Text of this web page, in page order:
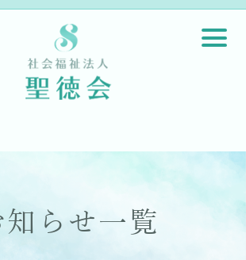
知らせ一覧